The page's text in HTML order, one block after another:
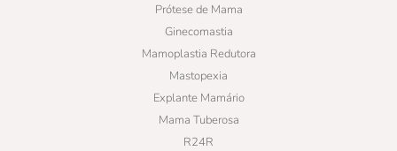
Prótese de Mama
Ginecomastia
Mamoplastia Redutora
Mastopexia
Explante Mamário
Mama Tuberosa
R24R